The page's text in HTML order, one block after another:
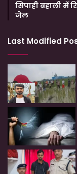
सिपाही बहाली में
जेल
Last Modified